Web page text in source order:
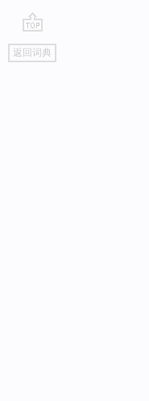
go
top
返回词典